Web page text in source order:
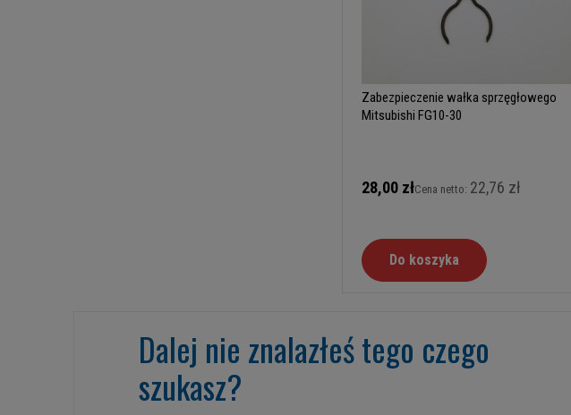
Zabezpieczenie wałka sprzęgłowego
Mitsubishi FG10-30
28,00 złCena netto: 22,76 zł
Do koszyka
Dalej nie znalazłeś tego czego
szukasz?